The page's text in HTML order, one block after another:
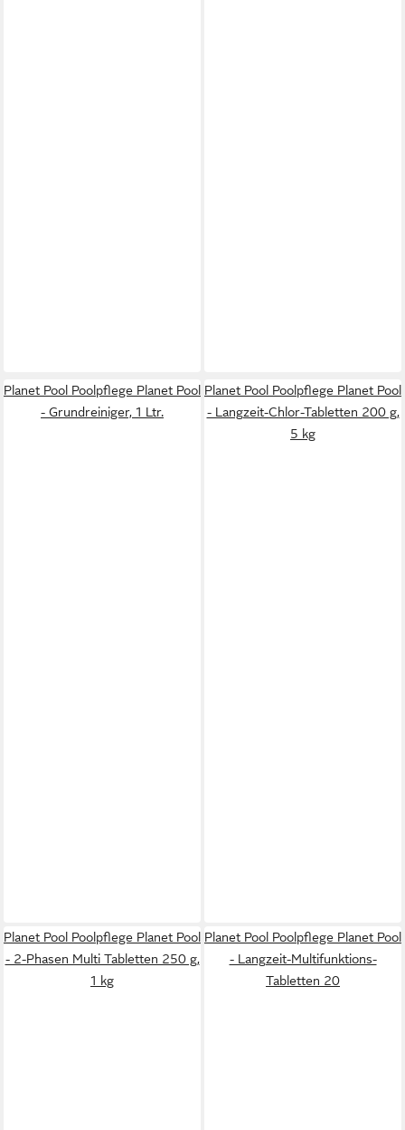
Planet Pool Poolpflege Planet Pool
- Grundreiniger, 1 Ltr.
Planet Pool Poolpflege Planet Pool
- Langzeit-Chlor-Tabletten 200 g,
5 kg
Planet Pool Poolpflege Planet Pool
- 2-Phasen Multi Tabletten 250 g,
1 kg
Planet Pool Poolpflege Planet Pool
- Langzeit-Multifunktions-
Tabletten 20